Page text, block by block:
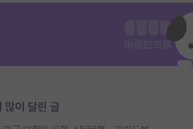
많이 달린 글